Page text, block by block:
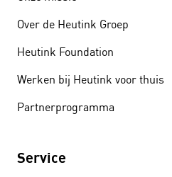
Over de Heutink Groep
Heutink Foundation
Werken bij Heutink voor thuis
Partnerprogramma
Service